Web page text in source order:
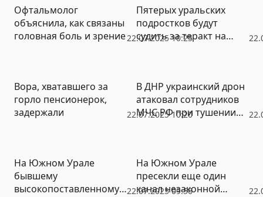
22.07.2025 10:25
Офтальмолог
объяснила, как связаны
головная боль и зрение
Пятерых уральских
подростков будут
судить за теракт на
22.07.2025 10:20
Вора, хватавшего за
горло пенсионерок,
задержали
В ДНР украинский дрон
атаковал сотрудников
МЧС РФ при тушении
22.07.2025 09:56
На Южном Урале
бывшему
высокопоставленному
На Южном Урале
пресекли еще один
канал незаконной